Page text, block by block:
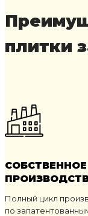
плитки
СОБСТВЕННОЕ
Полный цикл
по